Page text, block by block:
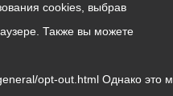
cookies, выбрав
Также вы можете
opt-out.html Однако это